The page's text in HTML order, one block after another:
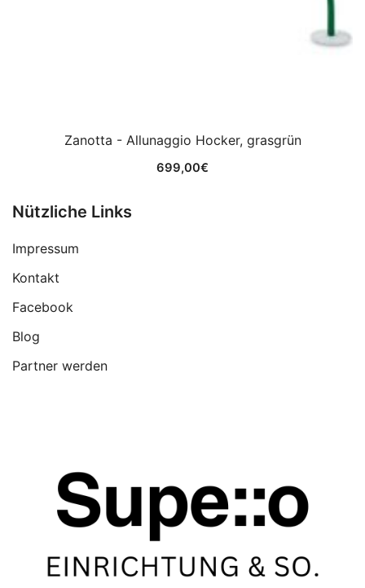
Zanotta - Allunaggio Hocker, grasgrün
699,00€
Nützliche Links
Impressum
Kontakt
Facebook
Blog
Partner werden